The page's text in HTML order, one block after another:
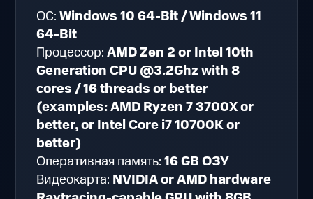
ОС:Windows 10 64-Bit / Windows 11
64-Bit
Процессор:AMD Zen 2 or Intel 10th
Generation CPU @3.2Ghz with 8
cores / 16 threads or better
(examples: AMD Ryzen 7 3700X or
better, or Intel Core i7 10700K or
better)
Оперативная память:16 GB ОЗУ
Видеокарта: NVIDIA or AMD hardware